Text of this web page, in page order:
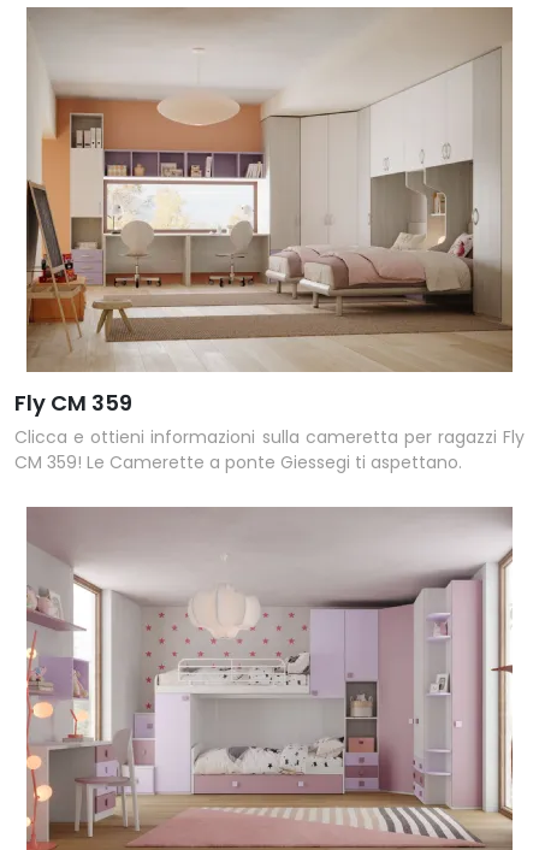
Fly CM 359
Clicca e ottieni informazioni sulla cameretta per ragazzi Fly
CM 359! Le Camerette a ponte Giessegi ti aspettano.